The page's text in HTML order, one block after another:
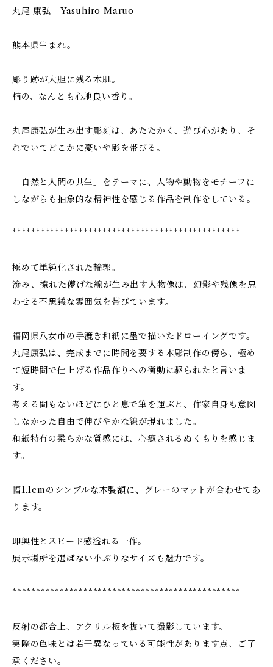
丸尾 康弘 Yasuhiro Maruo
熊本県生まれ。
彫り跡が大胆に残る木肌。
楠の、なんとも心地良い香り。
丸尾康弘が生み出す彫刻は、あたたかく、遊び心があり、そ
れでいてどこかに憂いや影を帯びる。
「自然と人間の共生」をテーマに、人物や動物をモチーフに
しながらも抽象的な精神性を感じる作品を制作をしている。
************************************************
極めて単純化された輪郭。
滲み、擦れた儚げな線が生み出す人物像は、幻影や残像を思
わせる不思議な雰囲気を帯びています。
福岡県八女市の手漉き和紙に墨で描いたドローイングです。
丸尾康弘は、完成までに時間を要する木彫制作の傍ら、極め
て短時間で仕上げる作品作りへの衝動に駆られたと言いま
す。
考える間もないほどにひと息で筆を運ぶと、作家自身も意図
しなかった自由で伸びやかな線が現れました。
和紙特有の柔らかな質感には、心癒されるぬくもりを感じま
す。
幅1.1cmのシンプルな木製額に、グレーのマットが合わせてあ
ります。
即興性とスピード感溢れる一作。
展示場所を選ばない小ぶりなサイズも魅力です。
************************************************
反射の都合上、アクリル板を抜いて撮影しています。
実際の色味とは若干異なっている可能性があります点、ご了
承ください。